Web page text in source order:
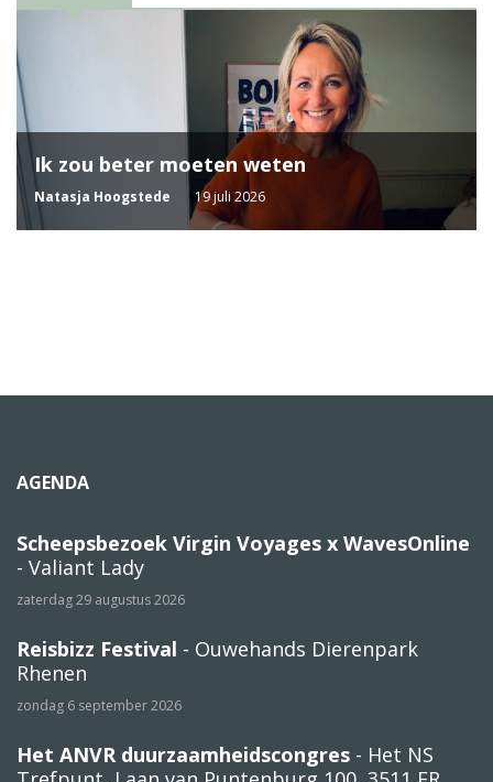
Ik zou beter moeten weten
Natasja Hoogstede 19 juli 2026
AGENDA
Scheepsbezoek Virgin Voyages x WavesOnline
- Valiant Lady
zaterdag 29 augustus 2026
Reisbizz Festival - Ouwehands Dierenpark
Rhenen
zondag 6 september 2026
Het ANVR duurzaamheidscongres - Het NS